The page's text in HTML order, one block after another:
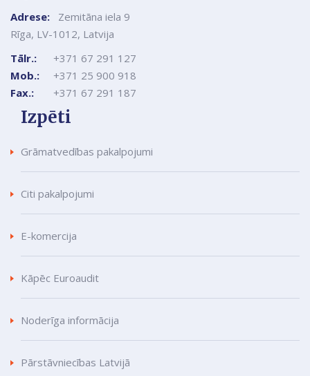
Adrese: Zemitāna iela 9
Rīga, LV-1012, Latvija
Tālr.: +371 67 291 127
Mob.: +371 25 900 918
Fax.: +371 67 291 187
Izpēti
Grāmatvedības pakalpojumi
Citi pakalpojumi
E-komercija
Kāpēc Euroaudit
Noderīga informācija
Pārstāvniecības Latvijā